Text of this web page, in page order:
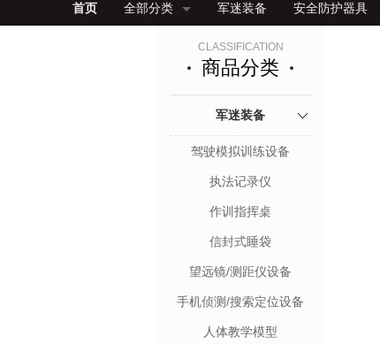
首页 全部分类 军迷装备 安全防护器具
CLASSIFICATION
商品分类
军迷装备
驾驶模拟训练设备
执法记录仪
作训指挥桌
信封式睡袋
望远镜/测距仪设备
手机侦测/搜索定位设备
人体教学模型